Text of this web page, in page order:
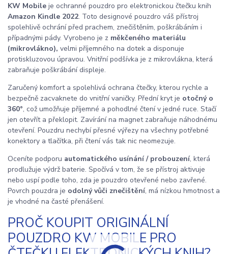
KW Mobile je ochranné pouzdro pro elektronickou čtečku knih
Amazon Kindle 2022. Toto designové pouzdro váš přístroj
spolehlivě ochrání před prachem, znečištěním, poškrábáním i
případnými pády. Vyrobeno je z měkčeného materiálu
(mikrovlákno), velmi příjemného na dotek a disponuje
protiskluzovou úpravou. Vnitřní podšívka je z mikrovlákna, která
zabraňuje poškrábání displeje.
Zaručený komfort a spolehlivá ochrana čtečky, kterou rychle a
bezpečně zacvaknete do vnitřní vaničky. Přední kryt je otočný o
360°, což umožňuje příjemné a pohodlné čtení v jedné ruce. Stačí
jen otevřít a překlopit. Zavírání na magnet zabraňuje náhodnému
otevření. Pouzdru nechybí přesné výřezy na všechny potřebné
konektory a tlačítka, při čtení vás tak nic neomezuje.
Oceníte podporu automatického usínání / probouzení, která
prodlužuje výdrž baterie. Spočívá v tom, že se přístroj aktivuje
nebo uspí podle toho, zda je pouzdro otevřené nebo zavřené.
Povrch pouzdra je odolný vůči znečištění, má nízkou hmotnost a
je vhodné na časté přenášení.
PROČ KOUPIT ORIGINÁLNÍ
POUZDRO KW MOBILE PRO